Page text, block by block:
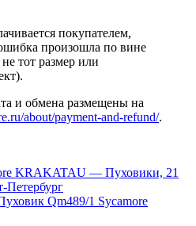
покупателем,
произошла по вине
тот размер или
и обмена размещены на
about/payment-and-refund/.
Qm489/1 Sycamore